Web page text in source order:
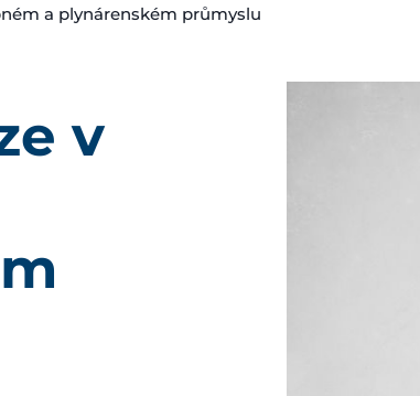
a plynárenském průmyslu
v